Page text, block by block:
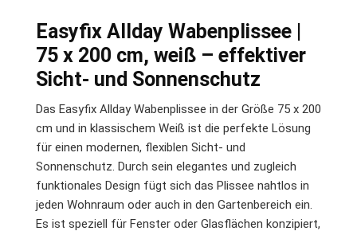
Easyfix Allday Wabenplissee |
75 x 200 cm, weiß – effektiver
Sicht- und Sonnenschutz
Das Easyfix Allday Wabenplissee in der Größe 75 x 200
cm und in klassischem Weiß ist die perfekte Lösung
für einen modernen, flexiblen Sicht- und
Sonnenschutz. Durch sein elegantes und zugleich
funktionales Design fügt sich das Plissee nahtlos in
jeden Wohnraum oder auch in den Gartenbereich ein.
Es ist speziell für Fenster oder Glasflächen konzipiert,